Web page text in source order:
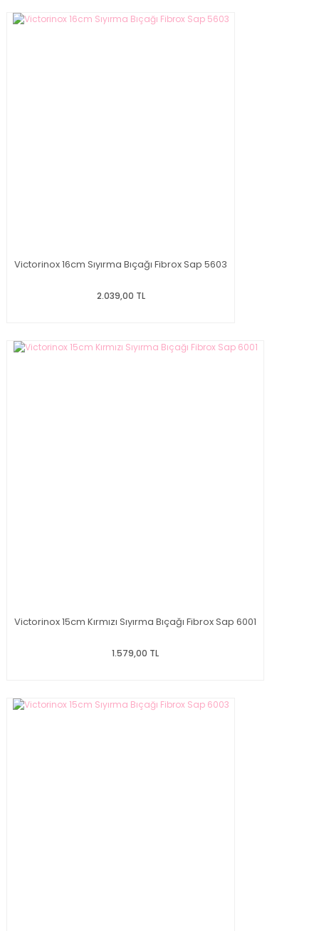
Victorinox 16cm Sıyırma Bıçağı Fibrox Sap 5603
2.039,00 TL
Victorinox 15cm Kırmızı Sıyırma Bıçağı Fibrox Sap 6001
1.579,00 TL